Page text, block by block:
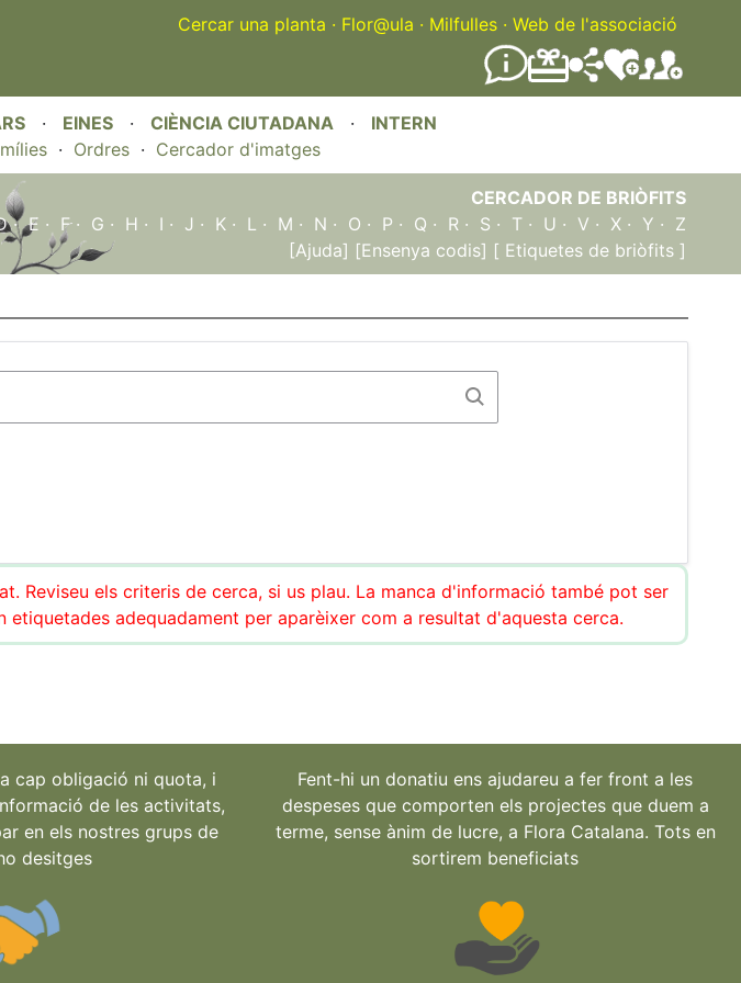
Cercar una planta · Flor@ula · Milfulles · Web de l'associació
· EINES · CIÈNCIA CIUTADANA · INTERN
· Ordres· Cercador d'imatges
CERCADOR DE BRIÒFITS
·E · F· G · H · I · J · K · L · M · N · O · P · Q · R · S · T · U · V · X · Y · Z
[Ajuda] [Ensenya codis] [ Etiquetes de briòfits ]
Reviseu els criteris de cerca, si us plau. La manca d'informació també pot ser
adequadament per aparèixer com a resultat d'aquesta cerca.
cap obligació ni quota, i
de les activitats,
en els nostres grups de
desitges
Fent-hi un donatiu ens ajudareu a fer front a les
despeses que comporten els projectes que duem a
terme, sense ànim de lucre, a Flora Catalana. Tots en
sortirem beneficiats